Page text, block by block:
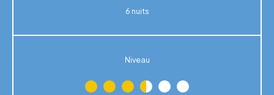
6 nuits
Niveau